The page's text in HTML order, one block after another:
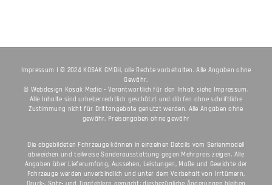
Impressum I © 2024 KOSAK GMBH, alle Rechte vorbehalten. Alle Angaben ohne
Gewähr.
© WebdesignKosak Media- Verantwortlich für den Inhalt sieheImpressum
Alle Inhalte sind urheberrechtlich geschützt und dürfen ohne schriftliche
gewähr. Preisangaben ohne gewähr
Die abgebildeten Fahrzeuge können in einzelnen Details vom Serienmodell
abweichen und teilweise Sonderausstattung gegen Mehrpreis zeigen. Alle